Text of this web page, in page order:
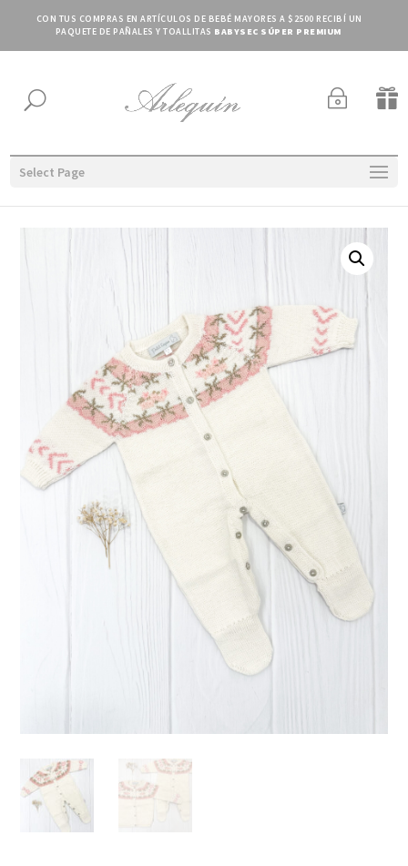
CON TUS COMPRAS EN ARTÍCULOS DE BEBÉ MAYORES A $2500 RECIBÍ UN
PAQUETE DE PAÑALES Y TOALLITAS BABYSEC SÚPER PREMIUM
U ~ 
Select Page